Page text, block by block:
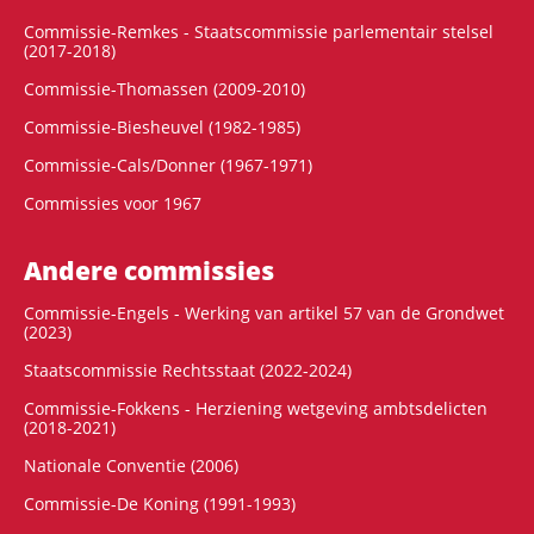
Commissie-Remkes - Staatscommissie parlementair stelsel
(2017-2018)
Commissie-Thomassen (2009-2010)
Commissie-Biesheuvel (1982-1985)
Commissie-Cals/Donner (1967-1971)
Commissies voor 1967
Andere commissies
Commissie-Engels - Werking van artikel 57 van de Grondwet
(2023)
Staatscommissie Rechtsstaat (2022-2024)
Commissie-Fokkens - Herziening wetgeving ambtsdelicten
(2018-2021)
Nationale Conventie (2006)
Commissie-De Koning (1991-1993)